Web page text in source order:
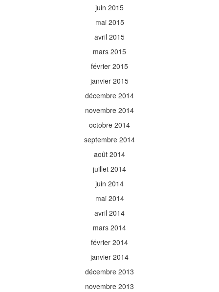
juin 2015
mai 2015
avril 2015
mars 2015
février 2015
janvier 2015
décembre 2014
novembre 2014
octobre 2014
septembre 2014
août 2014
juillet 2014
juin 2014
mai 2014
avril 2014
mars 2014
février 2014
janvier 2014
décembre 2013
novembre 2013